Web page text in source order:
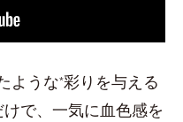
ような*彩りを与える
で、一気に血色感を